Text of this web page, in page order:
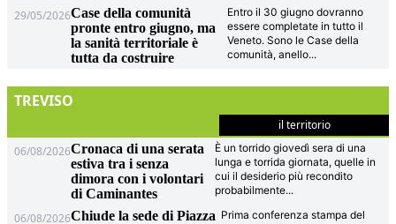
29/05/2026Case della comunità
pronte entro giugno, ma
la sanità territoriale è
tutta da costruire
Entro il 30 giugno dovranno
essere completate in tutto il
Veneto. Sono le Case della
comunità, anello...
TREVISO
il territorio
06/08/2026Cronaca di una serata
estiva tra i senza
dimora con i volontari
di Caminantes
È un torrido giovedì sera di una
lunga e torrida giornata, quelle in
cui il desiderio più recondito
probabilmente...
06/08/2026Chiude la sede di Piazza Prima conferenza stampa del